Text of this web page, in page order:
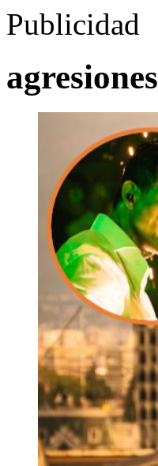
Publicidad
agresiones